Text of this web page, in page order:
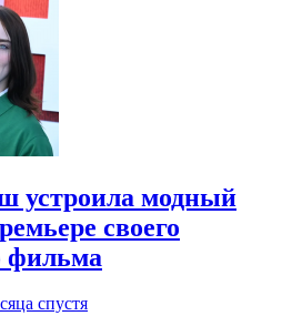
устроила модный
своего
фильма
спустя